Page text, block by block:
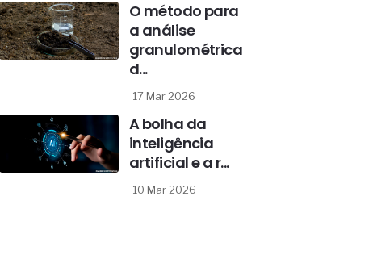
O método para
a análise
granulométrica
d...
17 Mar 2026
A bolha da
inteligência
artificial e a r...
10 Mar 2026